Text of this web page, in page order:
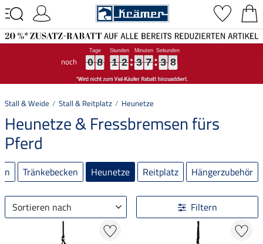
noch 0
0
0
0 8
8
8
8 1
1
1
1 2
2
2
2 3
3
3
3 7
7
7
7 3
3
3
3 7
7
7
7
Stall & Weide Stall & Reitplatz Heunetze
Heunetze & Fressbremsen fürs
Pferd
Tränkebecken Heunetze Reitplatz Hängerzubehör
Sortieren nach Filtern